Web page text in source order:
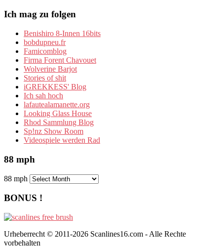
Ich mag zu folgen
Benishiro 8-Innen 16bits
bobdupneu.fr
Famicomblog
Firma Forent Chavouet
Wolverine Barjot
Stories of shit
iGREKKESS' Blog
Ich sah hoch
lafautealamanette.org
Looking Glass House
Rhod Sammlung Blog
Sp!nz Show Room
Videospiele werden Rad
88 mph
88 mph
BONUS !
Urheberrecht © 2011-2026 Scanlines16.com - Alle Rechte
vorbehalten